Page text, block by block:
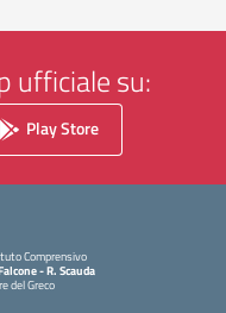
ufficiale su:
Play Store
Comprensivo
- R. Scauda
del Greco